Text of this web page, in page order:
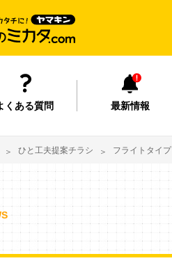
くある質問 最新情報
ひと工夫提案チラシ フライトタイプ